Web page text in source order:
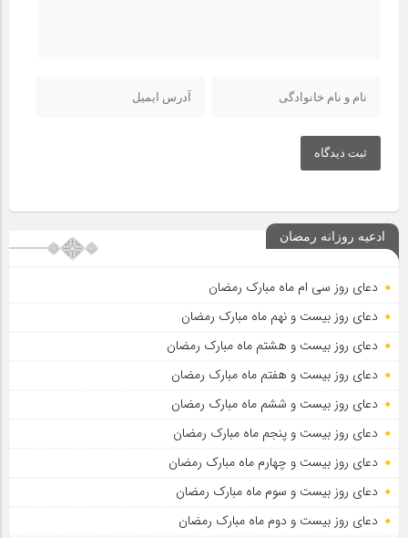
ثبت دیدگاه
ادعیه روزانه رمضان
دعای روز سی ام ماه مبارک رمضان
دعای روز بیست و نهم ماه مبارک رمضان
دعای روز بیست و هشتم ماه مبارک رمضان
دعای روز بیست و هفتم ماه مبارک رمضان
دعای روز بیست و ششم ماه مبارک رمضان
دعای روز بیست و پنجم ماه مبارک رمضان
دعای روز بیست و چهارم ماه مبارک رمضان
دعای روز بیست و سوم ماه مبارک رمضان
دعای روز بیست و دوم ماه مبارک رمضان